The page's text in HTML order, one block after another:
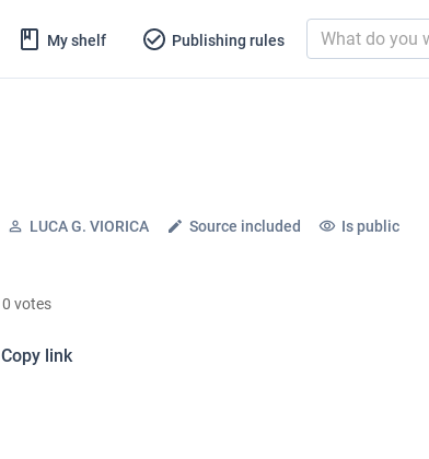
My shelf Publishing rules
LUCA G. VIORICA Source included Is public
0 votes
Copy link